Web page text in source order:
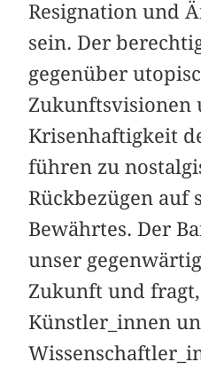
Resignation und
sein. Der
gegenüber
Zukunftsvisionen
Krisenhaftigkeit
führen zu
Rückbezügen auf
Bewährtes. Der
unser
Zukunft und
Künstler_innen